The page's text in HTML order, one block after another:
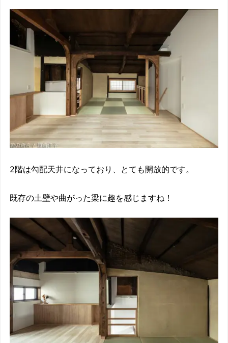
2階は勾配天井になっており、 とても開放的です。
既存の土壁や曲がった梁に趣を感じますね！